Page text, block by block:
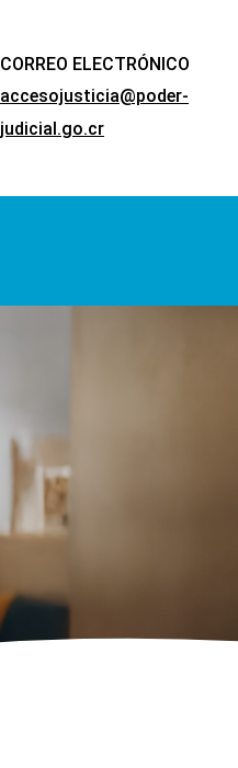
CORREO ELECTRÓNICO
accesojusticia@poder-
judicial.go.cr